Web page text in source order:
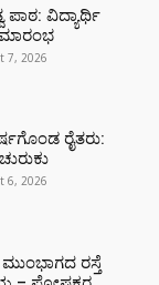
ಪಾಠ: ವಿದ್ಯಾರ್ಥಿ
7, 2026
ರೈತರು:
6, 2026
ರಸ್ತೆ